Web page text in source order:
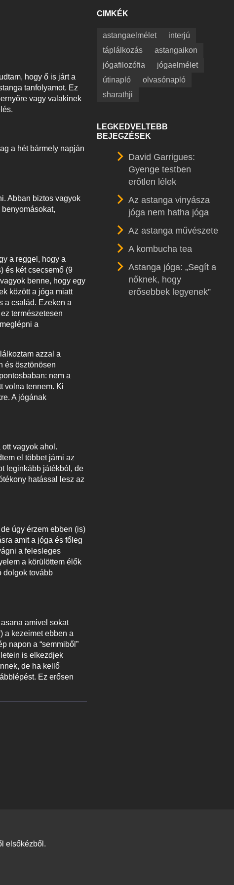
hogy ő is járt a
tanfolyamot. Ez
vagy valakinek
a hét bármely napján
Abban biztos vagyok
a reggel, hogy a
és két csecsemő (9
benne, hogy egy
között a jóga miatt
a család. Ezeken a
természetesen
a
azzal a
és ösztönösen
nem a
volna tennem. Ki
A jógának
vagyok ahol.
el többet járni az
leginkább játékból, de
hatással lesz az
úgy érzem ebben (is)
amit a jóga és főleg
a felesleges
a körülöttem élők
dolgok tovább
amivel sokat
a kezeimet ebben a
napon a “semmiből”
is elkezdjek
de ha kellő
Ez erősen
CIMKÉK
astangaelmélet
interjú
táplálkozás
astangaikon
jógafilozófia
jógaelmélet
útinapló
olvasónapló
sharathji
LEGKEDVELTEBB
BEJEGZÉSEK
David Garrigues:
Gyenge testben
erőtlen lélek
Az astanga vinyásza
jóga nem hatha jóga
Az astanga művészete
A kombucha tea
Astanga jóga: „Segít a
nőknek, hogy
erősebbek legyenek”
elsőkézből.